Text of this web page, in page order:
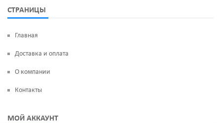
СТРАНИЦЫ
Главная
Доставка и оплата
О компании
Контакты
МОЙ АККАУНТ